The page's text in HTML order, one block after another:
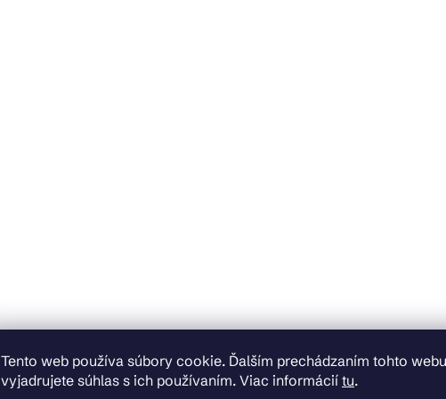
Tento web používa súbory cookie. Ďalším prechádzaním tohto webu
vyjadrujete súhlas s ich používaním. Viac informácií tu.